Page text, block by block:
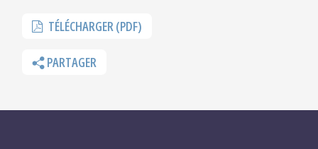
TÉLÉCHARGER (PDF)
PARTAGER